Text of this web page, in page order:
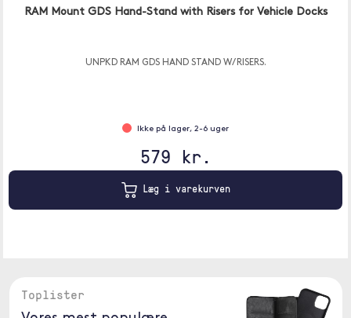
RAM Mount GDS Hand-Stand with Risers for Vehicle Docks
UNPKD RAM GDS HAND STAND W/ RISERS.
Ikke på lager, 2-6 uger
579 kr.
Læg i varekurven
Toplister